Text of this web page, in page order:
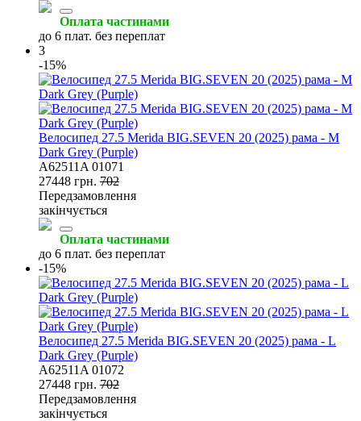
Оплата частинами
до 6 плат. без переплат
3
-15%
Велосипед 27.5 Merida BIG.SEVEN 20 (2025) рама - M
Dark Grey (Purple)
A62511A 01071
27448 грн. 702
Передзамовлення
закінчується
Оплата частинами
до 6 плат. без переплат
-15%
Велосипед 27.5 Merida BIG.SEVEN 20 (2025) рама - L
Dark Grey (Purple)
A62511A 01072
27448 грн. 702
Передзамовлення
закінчується